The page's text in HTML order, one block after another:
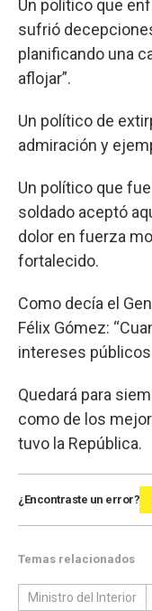
Un político que
sufrió
planificando una
aflojar”.
Un político de
admiración y
Un político que
soldado aceptó
dolor en fuerza
fortalecido.
Como decía el
Félix Gómez:
intereses
Quedará para
como de los
tuvo la República.
¿Encontraste un error?
Temas relacionados
Ministro del Interior